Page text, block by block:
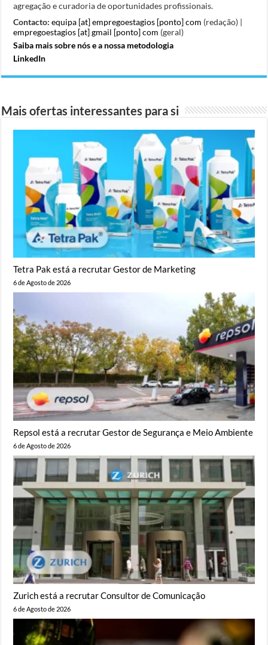
agregação e curadoria de oportunidades profissionais.
Contacto: equipa [at] empregoestagios [ponto] com (redação) |
empregoestagios [at] gmail [ponto] com (geral)
Saiba mais sobre nós e a nossa metodologia
LinkedIn
Mais ofertas interessantes para si
Tetra Pak está a recrutar Gestor de Marketing
6 de Agosto de 2026
Repsol está a recrutar Gestor de Segurança e Meio Ambiente
6 de Agosto de 2026
Zurich está a recrutar Consultor de Comunicação
6 de Agosto de 2026